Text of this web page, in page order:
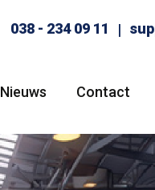
038 - 234 09 11 |
Nieuws Contact